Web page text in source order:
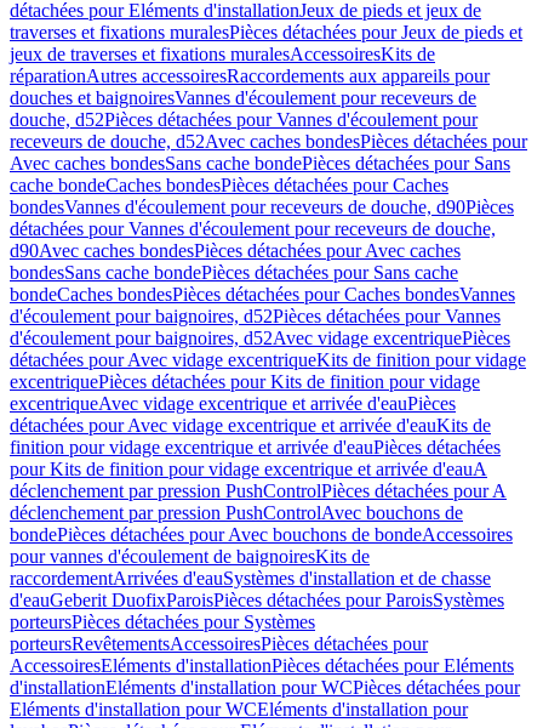
détachées pour Eléments d'installationJeux de pieds et jeux de
traverses et fixations muralesPièces détachées pour Jeux de pieds et
jeux de traverses et fixations muralesAccessoiresKits de
réparationAutres accessoiresRaccordements aux appareils pour
douches et baignoiresVannes d'écoulement pour receveurs de
douche, d52Pièces détachées pour Vannes d'écoulement pour
receveurs de douche, d52Avec caches bondesPièces détachées pour
Avec caches bondesSans cache bondePièces détachées pour Sans
cache bondeCaches bondesPièces détachées pour Caches
bondesVannes d'écoulement pour receveurs de douche, d90Pièces
détachées pour Vannes d'écoulement pour receveurs de douche,
d90Avec caches bondesPièces détachées pour Avec caches
bondesSans cache bondePièces détachées pour Sans cache
bondeCaches bondesPièces détachées pour Caches bondesVannes
d'écoulement pour baignoires, d52Pièces détachées pour Vannes
d'écoulement pour baignoires, d52Avec vidage excentriquePièces
détachées pour Avec vidage excentriqueKits de finition pour vidage
excentriquePièces détachées pour Kits de finition pour vidage
excentriqueAvec vidage excentrique et arrivée d'eauPièces
détachées pour Avec vidage excentrique et arrivée d'eauKits de
finition pour vidage excentrique et arrivée d'eauPièces détachées
pour Kits de finition pour vidage excentrique et arrivée d'eauA
déclenchement par pression PushControlPièces détachées pour A
déclenchement par pression PushControlAvec bouchons de
bondePièces détachées pour Avec bouchons de bondeAccessoires
pour vannes d'écoulement de baignoiresKits de
raccordementArrivées d'eauSystèmes d'installation et de chasse
d'eauGeberit DuofixParoisPièces détachées pour ParoisSystèmes
porteursPièces détachées pour Systèmes
porteursRevêtementsAccessoiresPièces détachées pour
AccessoiresEléments d'installationPièces détachées pour Eléments
d'installationEléments d'installation pour WCPièces détachées pour
Eléments d'installation pour WCEléments d'installation pour